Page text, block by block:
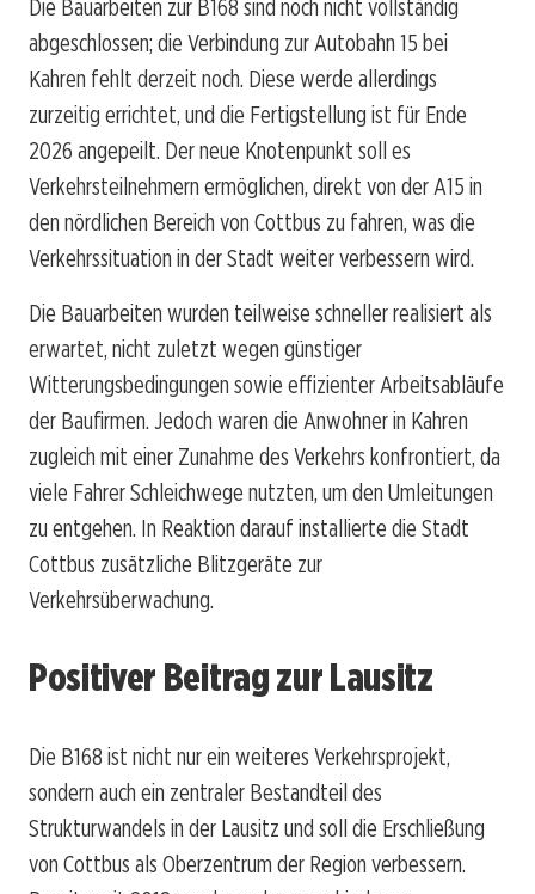
Die Bauarbeiten zur B168 sind noch nicht vollständig
abgeschlossen; die Verbindung zur Autobahn 15 bei
Kahren fehlt derzeit noch. Diese werde allerdings
zurzeitig errichtet, und die Fertigstellung ist für Ende
2026 angepeilt. Der neue Knotenpunkt soll es
Verkehrsteilnehmern ermöglichen, direkt von der A15 in
den nördlichen Bereich von Cottbus zu fahren, was die
Verkehrssituation in der Stadt weiter verbessern wird.
Die Bauarbeiten wurden teilweise schneller realisiert als
erwartet, nicht zuletzt wegen günstiger
Witterungsbedingungen sowie effizienter Arbeitsabläufe
der Baufirmen. Jedoch waren die Anwohner in Kahren
zugleich mit einer Zunahme des Verkehrs konfrontiert, da
viele Fahrer Schleichwege nutzten, um den Umleitungen
zu entgehen. In Reaktion darauf installierte die Stadt
Cottbus zusätzliche Blitzgeräte zur
Verkehrsüberwachung.
Positiver Beitrag zur Lausitz
Die B168 ist nicht nur ein weiteres Verkehrsprojekt,
sondern auch ein zentraler Bestandteil des
Strukturwandels in der Lausitz und soll die Erschließung
von Cottbus als Oberzentrum der Region verbessern.